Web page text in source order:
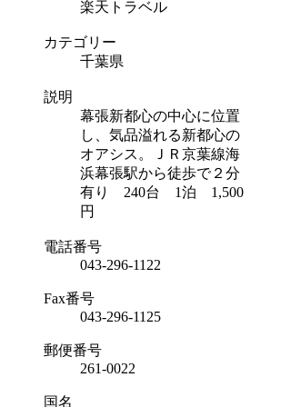
楽天トラベル
カテゴリー
千葉県
説明
幕張新都心の中心に位置
し、気品溢れる新都心の
オアシス。ＪＲ京葉線海
浜幕張駅から徒歩で２分
有り 240台 1泊 1,500
円
電話番号
043-296-1122
Fax番号
043-296-1125
郵便番号
261-0022
国名